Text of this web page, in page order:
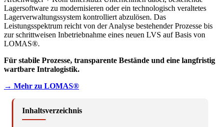
Lagersoftware zu modernisieren oder ein technologisch veraltetes
Lagerverwaltungssystem kontrolliert abzulösen. Das
Leistungsspektrum reicht von der Analyse bestehender Prozesse bis
zur schrittweisen Inbetriebnahme eines neuen LVS auf Basis von
LOMAS®.
Für stabile Prozesse, transparente Bestände und eine langfristig
wartbare Intralogistik.
→ Mehr zu LOMAS®
Inhaltsverzeichnis